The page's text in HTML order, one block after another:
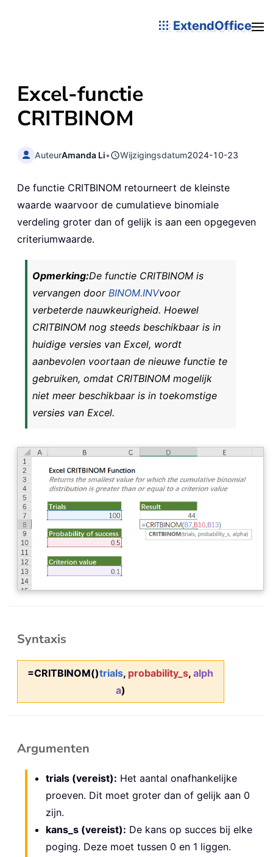
ExtendOffice
Excel-functie
CRITBINOM
AuteurAmanda Li• Wijzigingsdatum2024-10-23
De functie CRITBINOM retourneert de kleinste
waarde waarvoor de cumulatieve binomiale
verdeling groter dan of gelijk is aan een opgegeven
criteriumwaarde.
Opmerking:De functie CRITBINOM is
vervangen door BINOM.INVvoor
verbeterde nauwkeurigheid. Hoewel
CRITBINOM nog steeds beschikbaar is in
huidige versies van Excel, wordt
aanbevolen voortaan de nieuwe functie te
gebruiken, omdat CRITBINOM mogelijk
niet meer beschikbaar is in toekomstige
versies van Excel.
Syntaxis
=CRITBINOM()trials, probability_s,alph
a)
Argumenten
trials (vereist): Het aantal onafhankelijke
proeven. Dit moet groter dan of gelijk aan 0
zijn.
kans_s (vereist): De kans op succes bij elke
poging. Deze moet tussen 0 en 1 liggen.